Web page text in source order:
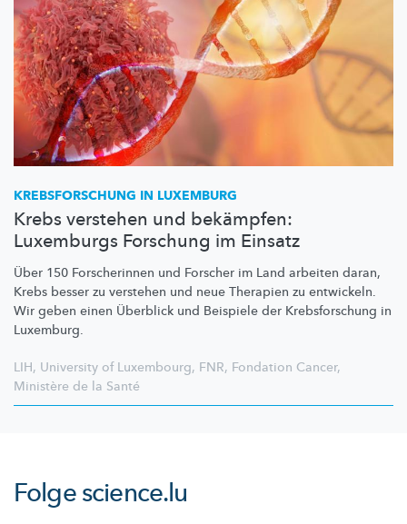
KREBSFORSCHUNG IN LUXEMBURG
Krebs verstehen und bekämpfen:
Luxemburgs Forschung im Einsatz
Über 150 Forscherinnen und Forscher im Land arbeiten daran,
Krebs besser zu verstehen und neue Therapien zu entwickeln.
Wir geben einen Überblick und Beispiele der Krebsforschung in
Luxemburg.
LIH, University of Luxembourg, FNR, Fondation Cancer,
Ministère de la Santé
Folgescience.lu